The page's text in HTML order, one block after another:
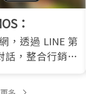
：
，透過 LINE 第
話，整合行銷、